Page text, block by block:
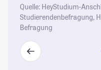
Quelle: HeyStudium-
Studierendenbefragung,
Befragung